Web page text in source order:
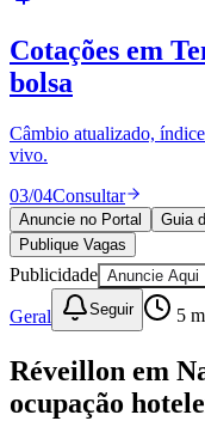
Publicidade Legal
Política
Esportes
Cultura
Meio Ambiente
Obras
Educação
Bairros de Barueri
Selecione sua região
AldeiaAldeia da Serra
Cotações em
bolsa
Câmbio atualizado,
vivo.
03/04Consultar
Anuncie no Portal Guia
Publique Vagas
Publicidade Anuncie Aqui
Geral Seguir 5
Réveillon em
ocupação